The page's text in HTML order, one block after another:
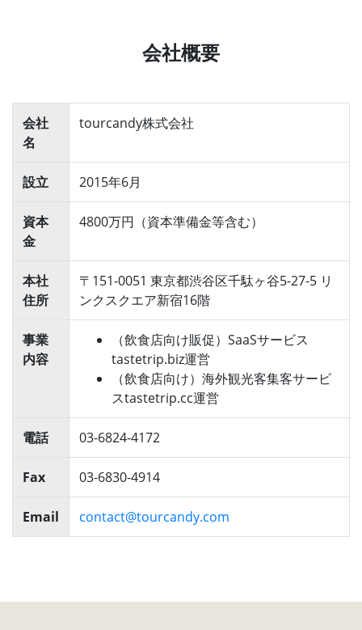
会社概要
会社
名
tourcandy株式会社
設立 2015年6月
資本
金
4800万円（資本準備金等含む）
本社
住所
〒151-0051 東京都渋谷区千駄ヶ谷5-27-5 リ
ンクスクエア新宿16階
事業
内容
（飲食店向け販促）SaaSサービス
tastetrip.biz運営
（飲食店向け）海外観光客集客サービ
スtastetrip.cc運営
電話 03-6824-4172
Fax 03-6830-4914
Email contact@tourcandy.com